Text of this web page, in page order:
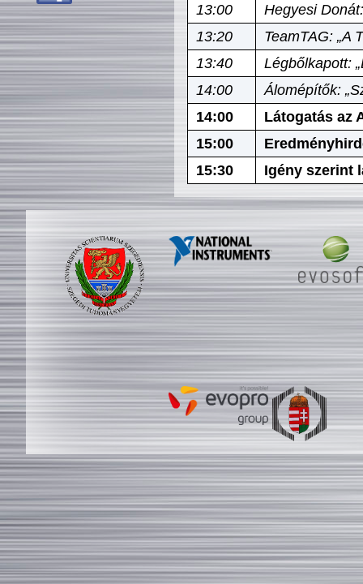
13:00
Hegyesi
13:20
TeamTAG: „A
13:40
Légbőlkapott:
14:00
Álomépítők:
14:00
Látogatás az
15:00
15:30
Igény szerint